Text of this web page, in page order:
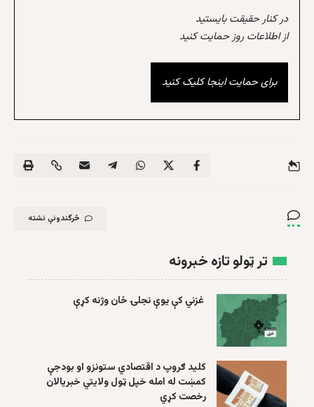
در کنار حقیقت بایستید
از اطلاعات روز حمایت کنید
برای حمایت اینجا کلیک کنید
څرگندونې نشته
تر ټولو تازه خبرونه
غزني کې یوې نجلۍ ځان وژنه کړې
کلید ګروپ د اقتصادي ستونزو او بودجې
کمښت له امله خپل ټول ولایتي خبریالان
رخصت کړي